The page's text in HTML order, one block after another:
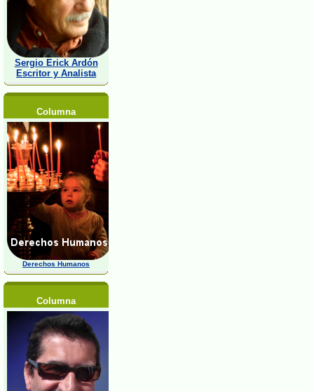
Sergio Erick Ardón
Escritor y Analista
Columna
Derechos Humanos
Columna